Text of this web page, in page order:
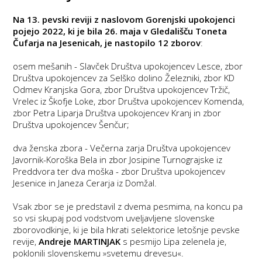
Na 13. pevski reviji z naslovom Gorenjski upokojenci
pojejo 2022, ki je bila 26. maja v Gledališču Toneta
Čufarja na Jesenicah, je nastopilo 12 zborov:
osem mešanih - Slavček Društva upokojencev Lesce, zbor
Društva upokojencev za Selško dolino Železniki, zbor KD
Odmev Kranjska Gora, zbor Društva upokojencev Tržič,
Vrelec iz Škofje Loke, zbor Društva upokojencev Komenda,
zbor Petra Liparja Društva upokojencev Kranj in zbor
Društva upokojencev Šenčur;
dva ženska zbora - Večerna zarja Društva upokojencev
Javornik-Koroška Bela in zbor Josipine Turnograjske iz
Preddvora ter dva moška - zbor Društva upokojencev
Jesenice in Janeza Cerarja iz Domžal.
Vsak zbor se je predstavil z dvema pesmima, na koncu pa
so vsi skupaj pod vodstvom uveljavljene slovenske
zborovodkinje, ki je bila hkrati selektorice letošnje pevske
revije,Andreje MARTINJAK s pesmijo Lipa zelenela je,
poklonili slovenskemu »svetemu drevesu«.